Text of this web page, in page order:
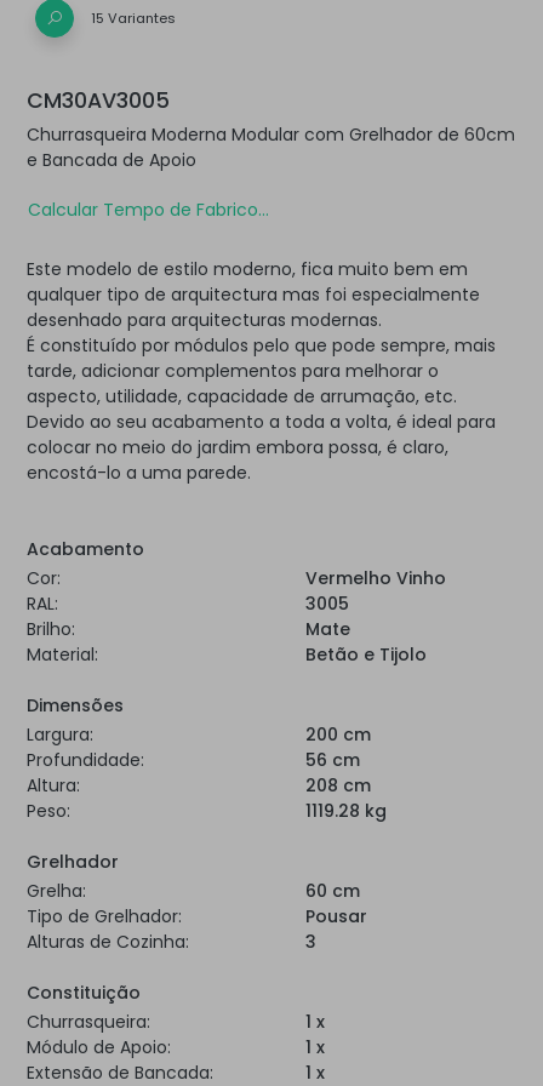
15 Variantes
CM30AV3005
Churrasqueira Moderna Modular com Grelhador de 60cm
e Bancada de Apoio
Calcular Tempo de Fabrico...
Este modelo de estilo moderno, fica muito bem em
qualquer tipo de arquitectura mas foi especialmente
desenhado para arquitecturas modernas.
É constituído por módulos pelo que pode sempre, mais
tarde, adicionar complementos para melhorar o
aspecto, utilidade, capacidade de arrumação, etc.
Devido ao seu acabamento a toda a volta, é ideal para
colocar no meio do jardim embora possa, é claro,
encostá-lo a uma parede.
Acabamento
Cor:
Vermelho Vinho
RAL:
3005
Brilho:
Mate
Material:
Betão e Tijolo
Dimensões
Largura:
200 cm
Profundidade:
56 cm
Altura:
208 cm
Peso:
1119.28 kg
Grelhador
Grelha:
60 cm
Tipo de Grelhador:
Pousar
Alturas de Cozinha:
3
Constituição
Churrasqueira:
1 x
Módulo de Apoio:
1 x
Extensão de Bancada:
1 x